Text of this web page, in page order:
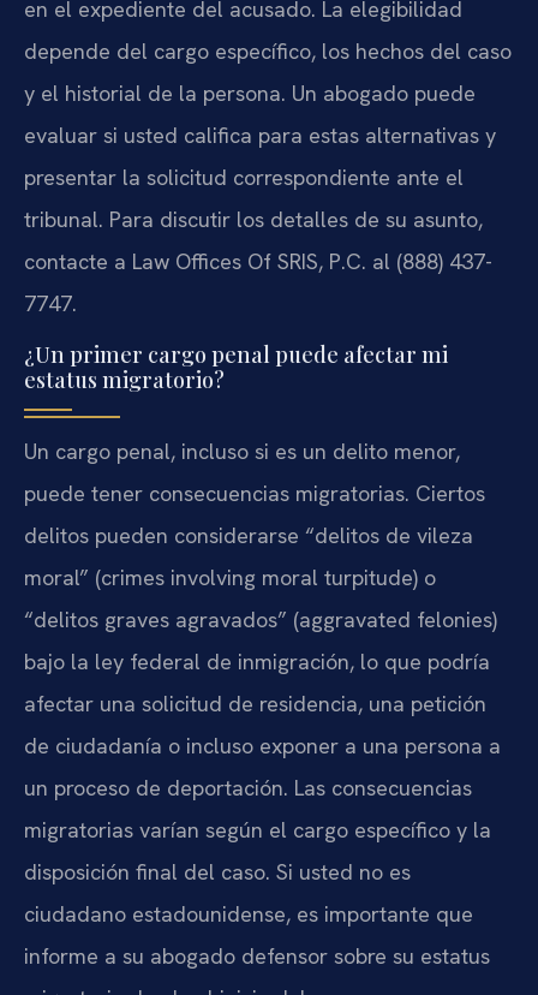
en el expediente del acusado. La elegibilidad
depende del cargo específico, los hechos del caso
y el historial de la persona. Un abogado puede
evaluar si usted califica para estas alternativas y
presentar la solicitud correspondiente ante el
tribunal. Para discutir los detalles de su asunto,
contacte a Law Offices Of SRIS, P.C. al (888) 437-
7747.
¿Un primer cargo penal puede afectar mi
estatus migratorio?
Un cargo penal, incluso si es un delito menor,
puede tener consecuencias migratorias. Ciertos
delitos pueden considerarse “delitos de vileza
moral” (crimes involving moral turpitude) o
“delitos graves agravados” (aggravated felonies)
bajo la ley federal de inmigración, lo que podría
afectar una solicitud de residencia, una petición
de ciudadanía o incluso exponer a una persona a
un proceso de deportación. Las consecuencias
migratorias varían según el cargo específico y la
disposición final del caso. Si usted no es
ciudadano estadounidense, es importante que
informe a su abogado defensor sobre su estatus